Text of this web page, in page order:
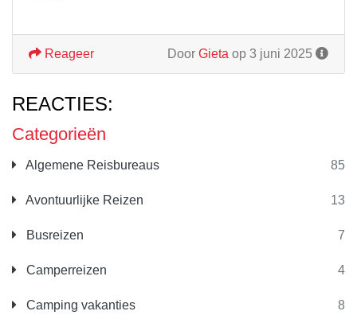
Categorieën
Algemene Reisbureaus 85
Avontuurlijke Reizen 13
Busreizen 7
Camperreizen 4
Camping vakanties 8
Door Gieta op 3 juni 2025
Reageer
REACTIES: